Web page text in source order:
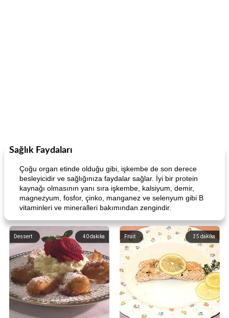
Sağlık Faydaları
Çoğu organ etinde olduğu gibi, işkembe de son derece
besleyicidir ve sağlığınıza faydalar sağlar. İyi bir protein
kaynağı olmasının yanı sıra işkembe, kalsiyum, demir,
magnezyum, fosfor, çinko, manganez ve selenyum gibi B
vitaminleri ve mineralleri bakımından zengindir.
40dakika
Dessert 35 dakika
Fruit